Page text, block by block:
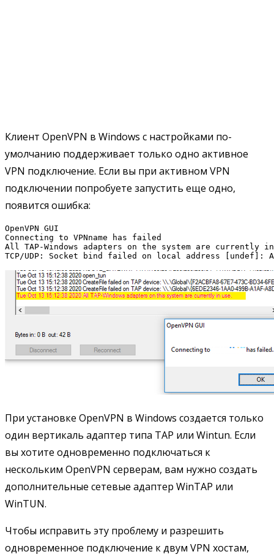
Клиент OpenVPN в Windows с настройками по-
умолчанию поддерживает только одно активное
VPN подключение. Если вы при активном VPN
подключении попробуете запустить еще одно,
появится ошибка:
OpenVPN GUI
Connecting to VPNname has failed
All TAP-Windows adapters on the system are currently
TCP/UDP: Socket bind failed on local address [undef]:
При установке OpenVPN в Windows создается только
один вертикаль адаптер типа TAP или Wintun. Если
вы хотите одновременно подключаться к
нескольким OpenVPN серверам, вам нужно создать
дополнительные сетевые адаптер WinTAP или
WinTUN.
Чтобы исправить эту проблему и разрешить
одновременное подключение к двум VPN хостам,